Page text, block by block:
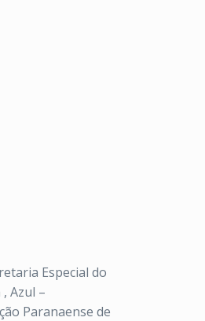
Especial do
Azul –
Paranaense de